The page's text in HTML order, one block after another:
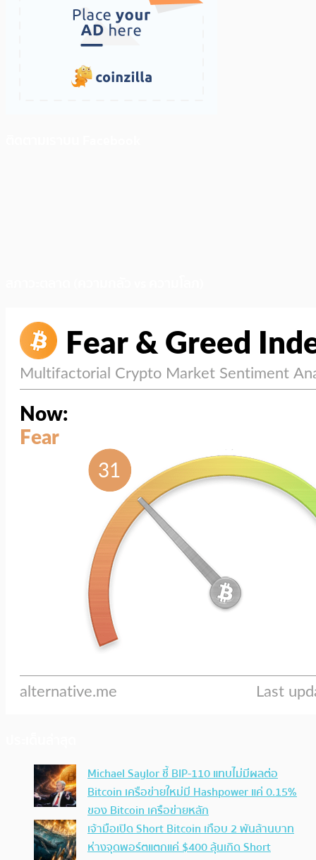
Michael Saylor ชี้ BIP-110 แทบไม่มีผลต่อ
Bitcoin เครือข่ายใหม่มี Hashpower แค่ 0.15%
ของ Bitcoin เครือข่ายหลัก
เจ้ามือเปิด Short Bitcoin เกือบ 2 พันล้านบาท
ห่างจุดพอร์ตแตกแค่ $400 ลุ้นเกิด Short